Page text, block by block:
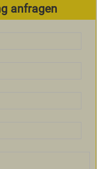
anfragen